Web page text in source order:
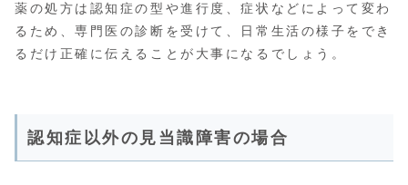
薬の処方は認知症の型や進行度、症状などによって変わ
るため、専門医の診断を受けて、日常生活の様子をでき
るだけ正確に伝えることが大事になるでしょう。
認知症以外の見当識障害の場合